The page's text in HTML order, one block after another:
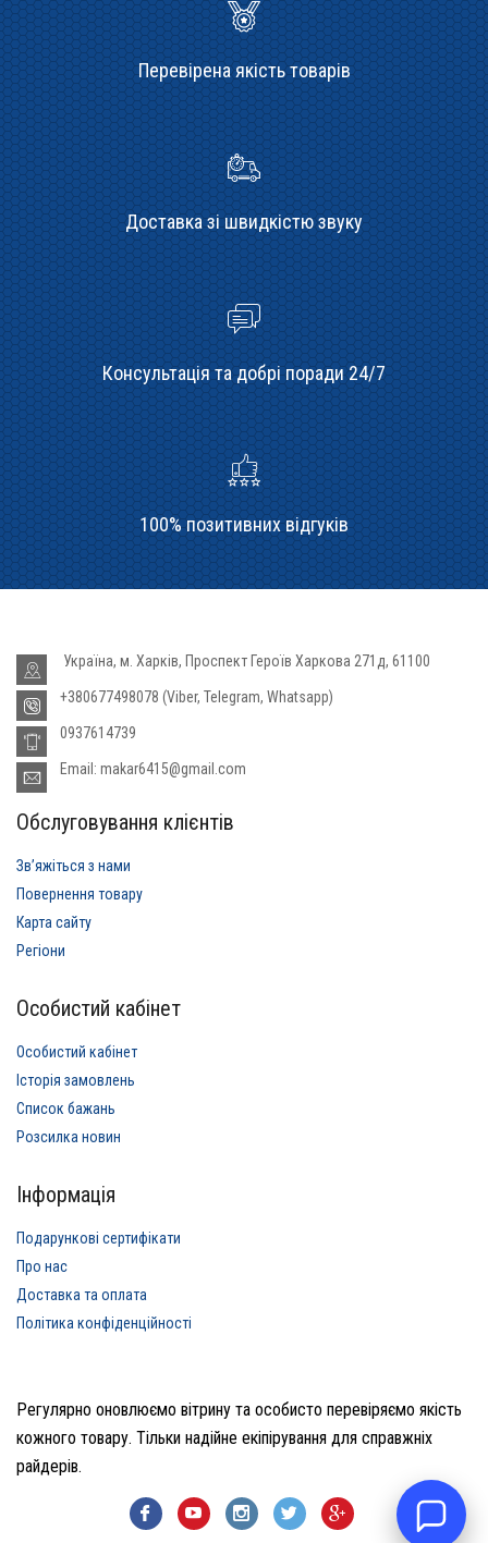
Перевірена якість товарів
Доставка зі швидкістю звуку
Консультація та добрі поради 24/7
100% позитивних відгуків
Україна, м. Харків, Проспект Героїв Харкова 271д, 61100
+380677498078 (Viber, Telegram, Whatsapp)
0937614739
Email: makar6415@gmail.com
Обслуговування клієнтів
Звʼяжіться з нами
Повернення товару
Карта сайту
Регіони
Особистий кабінет
Особистий кабінет
Історія замовлень
Список бажань
Розсилка новин
Інформація
Подарункові сертифікати
Про нас
Доставка та оплата
Політика конфіденційності
Регулярно оновлюємо вітрину та особисто перевіряємо якість
кожного товару. Тільки надійне екіпірування для справжніх
райдерів.